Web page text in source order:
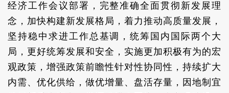
经济工作会议部署，完整准确全面贯彻新发展理
念，加快构建新发展格局，着力推动高质量发展，
坚持稳中求进工作总基调，统筹国内国际两个大
局，更好统筹发展和安全，实施更加积极有为的宏
观政策，增强政策前瞻性针对性协同性，持续扩大
内需、优化供给，做优增量、盘活存量，因地制宜